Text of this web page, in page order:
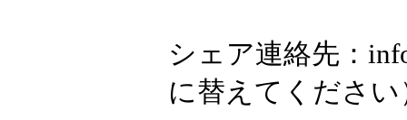
シェア連絡先：
に替えてください